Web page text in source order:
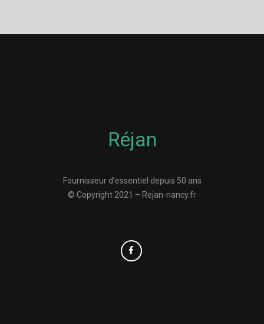
Réjan
Fournisseur d’essentiel depuis 50 ans
© Copyright 2021 – Rejan-nancy.fr